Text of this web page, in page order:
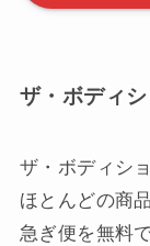
ザ・ボディ
ザ・ボディシ
ほとんどの商
急ぎ便を無料